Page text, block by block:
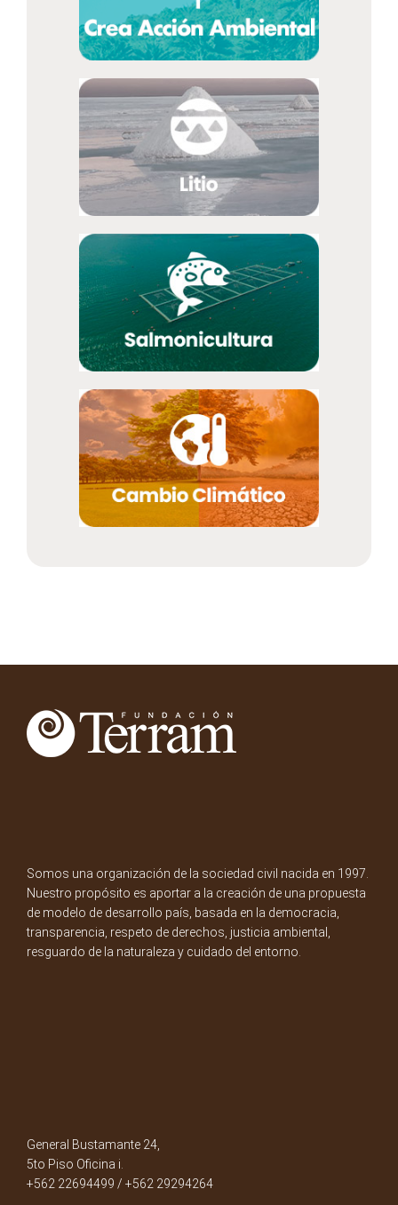
Somos una organización de la sociedad civil nacida en 1997.
Nuestro propósito es aportar a la creación de una propuesta
de modelo de desarrollo país, basada en la democracia,
transparencia, respeto de derechos, justicia ambiental,
resguardo de la naturaleza y cuidado del entorno.
General Bustamante 24,
5to Piso Oficina i.
+562 22694499 / +562 29294264